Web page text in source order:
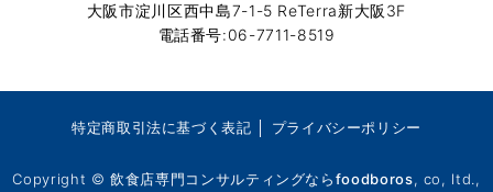
大阪市淀川区西中島7-1-5 ReTerra新大阪3F
電話番号:06-7711-8519
特定商取引法に基づく表記 プライバシーポリシー
Copyright ©飲食店専門コンサルティングならfoodboros, co, ltd.,